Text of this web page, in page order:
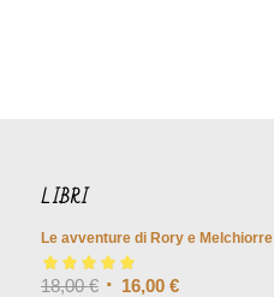
LIBRI
Le avventure di Rory e Melchiorre
Valutato5.00
su
18,00€ 16,00 €